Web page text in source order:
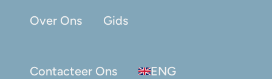
Over Ons Gids
Contacteer Ons ENG